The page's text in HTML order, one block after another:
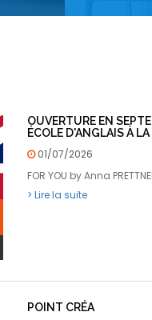
OUVERTURE EN
ÉCOLE D'ANGLAIS À LA
01/07/2026
FOR YOU by Anna
> Lire la suite
POINT CRÉA